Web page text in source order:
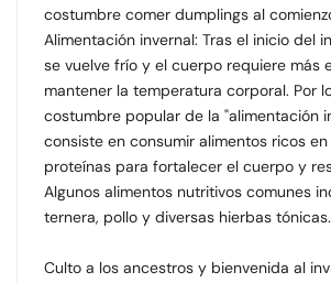
costumbre comer dumplings al
Alimentación invernal: Tras el inicio del
se vuelve frío y el cuerpo requiere más
mantener la temperatura corporal. Por
costumbre popular de la "alimentación
consiste en consumir alimentos ricos
proteínas para fortalecer el cuerpo y
Algunos alimentos nutritivos comunes
ternera, pollo y diversas hierbas tónicas.
Culto a los ancestros y bienvenida al